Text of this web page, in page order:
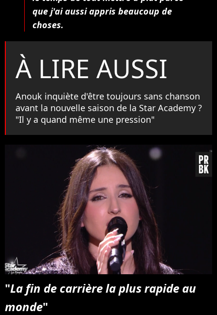
que j'ai aussi appris beaucoup de
choses.
À LIRE AUSSI
Anouk inquiète d'être toujours sans chanson
avant la nouvelle saison de la Star Academy ?
"Il y a quand même une pression"
"La fin de carrière la plus rapide au
monde"